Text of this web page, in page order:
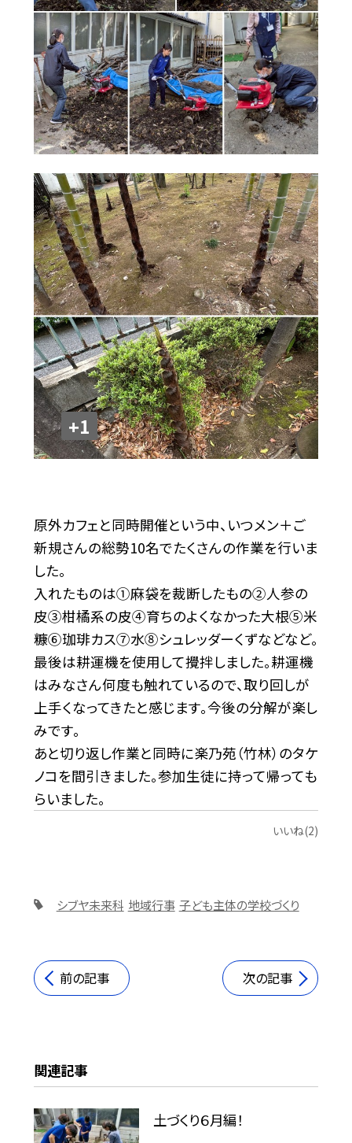
+1
原外カフェと同時開催という中、いつメン＋ご
新規さんの総勢10名でたくさんの作業を行いま
した。
入れたものは①麻袋を裁断したもの②人参の
皮③柑橘系の皮④育ちのよくなかった大根⑤米
糠⑥珈琲カス⑦水⑧シュレッダーくずなどなど。
最後は耕運機を使用して攪拌しました。耕運機
はみなさん何度も触れているので、取り回しが
上手くなってきたと感じます。今後の分解が楽し
みです。
あと切り返し作業と同時に楽乃苑（竹林）のタケ
ノコを間引きました。参加生徒に持って帰っても
らいました。
いいね(2)
シブヤ未来科 地域行事 子ども主体の学校づくり
前の記事 次の記事
関連記事
土づくり６月編！